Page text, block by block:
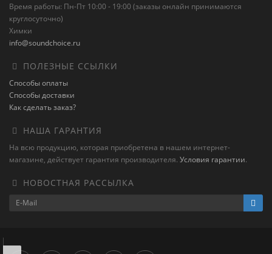
Время работы: Пн-Пт 10:00 - 19:00 (заказы онлайн принимаются
круглосуточно)
Химки
info@soundchoice.ru
ПОЛЕЗНЫЕ ССЫЛКИ
Способы оплаты
Способы доставки
Как сделать заказ?
НАША ГАРАНТИЯ
На всю продукцию, которая приобретена в нашем интернет-
магазине, действует гарантия производителя. Условия гарантии.
НОВОСТНАЯ РАССЫЛКА